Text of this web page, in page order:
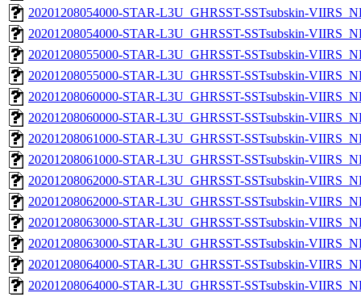
20201208054000-STAR-L3U_GHRSST-SSTsubskin-
20201208054000-STAR-L3U_GHRSST-SSTsubskin-
20201208055000-STAR-L3U_GHRSST-SSTsubskin-
20201208055000-STAR-L3U_GHRSST-SSTsubskin-
20201208060000-STAR-L3U_GHRSST-SSTsubskin-
20201208060000-STAR-L3U_GHRSST-SSTsubskin-
20201208061000-STAR-L3U_GHRSST-SSTsubskin-
20201208061000-STAR-L3U_GHRSST-SSTsubskin-
20201208062000-STAR-L3U_GHRSST-SSTsubskin-
20201208062000-STAR-L3U_GHRSST-SSTsubskin-
20201208063000-STAR-L3U_GHRSST-SSTsubskin-
20201208063000-STAR-L3U_GHRSST-SSTsubskin-
20201208064000-STAR-L3U_GHRSST-SSTsubskin-
20201208064000-STAR-L3U_GHRSST-SSTsubskin-